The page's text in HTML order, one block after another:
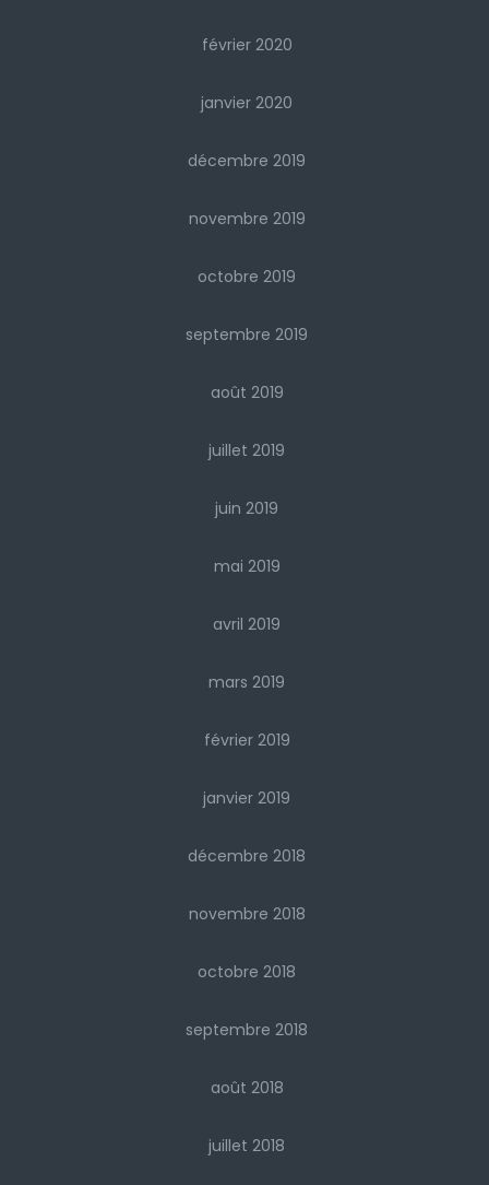
février 2020
janvier 2020
décembre 2019
novembre 2019
octobre 2019
septembre 2019
août 2019
juillet 2019
juin 2019
mai 2019
avril 2019
mars 2019
février 2019
janvier 2019
décembre 2018
novembre 2018
octobre 2018
septembre 2018
août 2018
juillet 2018